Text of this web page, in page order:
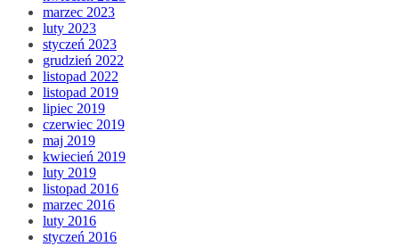
marzec 2023
luty 2023
styczeń 2023
grudzień 2022
listopad 2022
listopad 2019
lipiec 2019
czerwiec 2019
maj 2019
kwiecień 2019
luty 2019
listopad 2016
marzec 2016
luty 2016
styczeń 2016